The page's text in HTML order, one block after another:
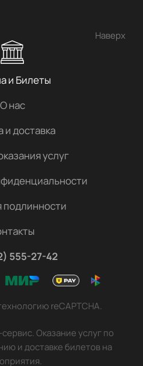
Наверх
и Билеты
О нас
и доставка
услуг
подлинности
555-27-42
reCAPTCHA.
Оказание услуг по
и доставке билетов на